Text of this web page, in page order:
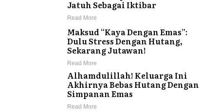
Jatuh Sebagai Iktibar
Read More
Maksud “Kaya Dengan Emas”:
Dulu Stress Dengan Hutang,
Sekarang Jutawan!
Read More
Alhamdulillah! Keluarga Ini
Akhirnya Bebas Hutang Dengan
Simpanan Emas
Read More